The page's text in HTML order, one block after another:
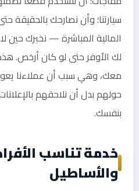
سيارتنا؛ وأن نصارحك بالحقيقة
المالية المباشرة — نخبرك حين
لك الأوفر حتى لو كان أرخص.
معك، وهي سبب أن عملاءنا
حولهم بدل أن نلاحقهم
بنفسك.
خدمة تناسب
والأساطيل